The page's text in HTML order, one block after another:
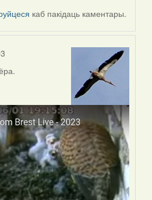
каб пакідаць каментары.